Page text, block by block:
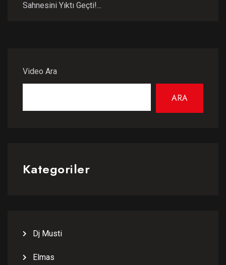
Sahnesini Yıktı Geçti!...
Video Ara
ARA
Kategoriler
Dj Musti
Elmas